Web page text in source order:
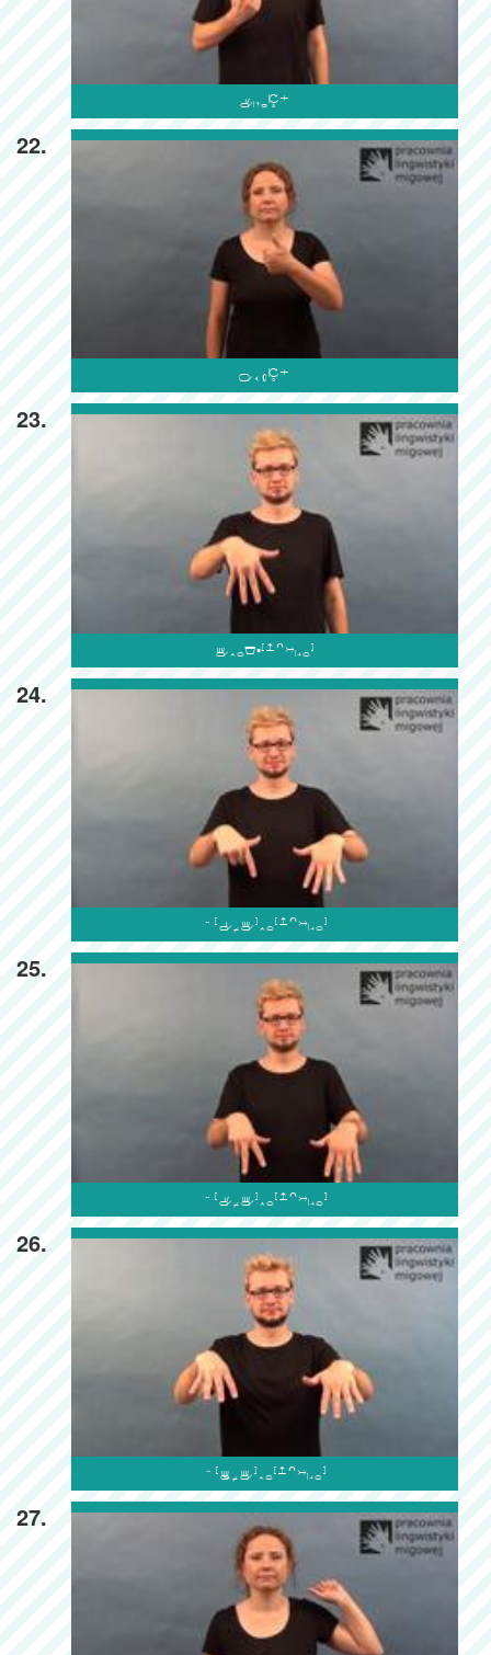

22.

23.

24.

25.

26.

27.